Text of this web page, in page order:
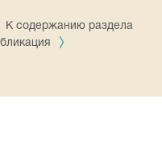
К содержанию раздела